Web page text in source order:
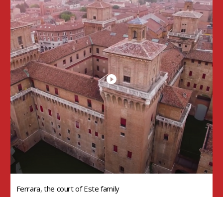
Ferrara, the court of Este family